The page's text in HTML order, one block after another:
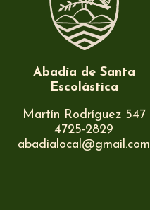
Abadía de Santa
Escolástica
Martín Rodríguez 547
4725-2829
abadialocal@gmail.com